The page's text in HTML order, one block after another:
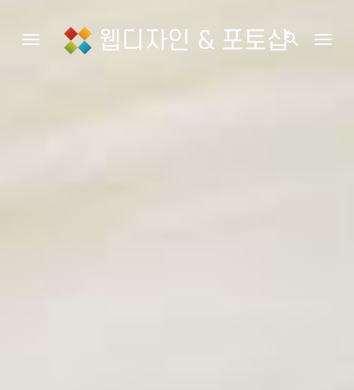
Toggle navigation웹디자인 & 포토샵search